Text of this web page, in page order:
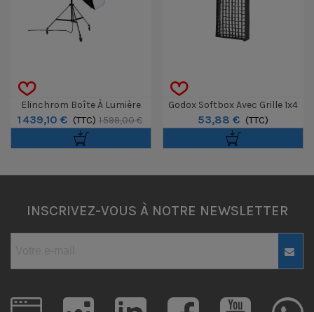
Elinchrom Boîte À Lumière
Indirecte Litemotiv Octa 190cm
1 439,10 € (TTC) 1 599,00 €
Godox Softbox Avec Grille 1x4
Pour 2 Panneaux LED
LiteWafer UP150R
53,88 € (TTC)
INSCRIVEZ-VOUS À NOTRE NEWSLETTER